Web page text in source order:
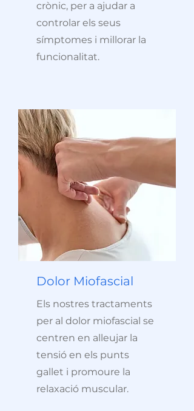
crònic, per a ajudar a
controlar els seus
símptomes i millorar la
funcionalitat.
Dolor Miofascial
Els nostres tractaments
per al dolor miofascial se
centren en alleujar la
tensió en els punts
gallet i promoure la
relaxació muscular.